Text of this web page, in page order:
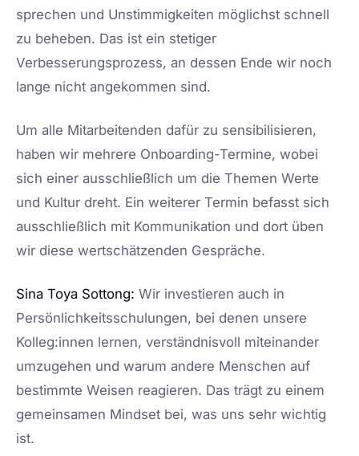
sprechen und Unstimmigkeiten möglichst schnell
zu beheben. Das ist ein stetiger
Verbesserungsprozess, an dessen Ende wir noch
lange nicht angekommen sind.
Um alle Mitarbeitenden dafür zu sensibilisieren,
haben wir mehrere Onboarding-Termine, wobei
sich einer ausschließlich um die Themen Werte
und Kultur dreht. Ein weiterer Termin befasst sich
ausschließlich mit Kommunikation und dort üben
wir diese wertschätzenden Gespräche.
Sina Toya Sottong: Wir investieren auch in
Persönlichkeitsschulungen, bei denen unsere
Kolleg:innen lernen, verständnisvoll miteinander
umzugehen und warum andere Menschen auf
bestimmte Weisen reagieren. Das trägt zu einem
gemeinsamen Mindset bei, was uns sehr wichtig
ist.